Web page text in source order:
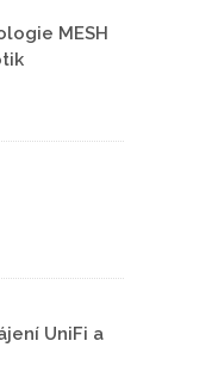
MESH
UniFi a